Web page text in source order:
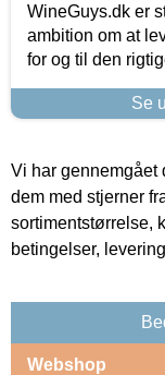
WineGuys.dk er
ambition om at
for og til den
Se
Vi har
dem med stjerner
sortimentstørrelse,
betingelser,
Webshop